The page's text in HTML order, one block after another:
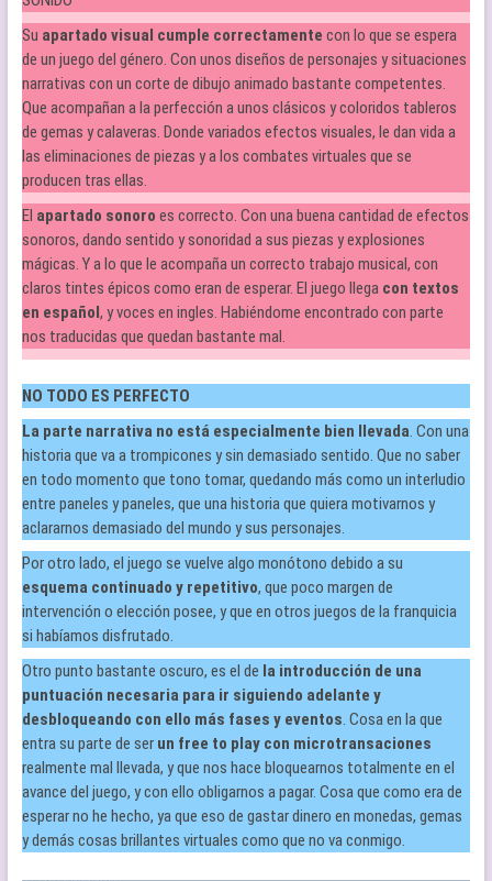
Su apartado visual cumple correctamente con lo que se espera
de un juego del género. Con unos diseños de personajes y situaciones
narrativas con un corte de dibujo animado bastante competentes.
Que acompañan a la perfección a unos clásicos y coloridos tableros
de gemas y calaveras. Donde variados efectos visuales, le dan vida a
las eliminaciones de piezas y a los combates virtuales que se
producen tras ellas.
El apartado sonoro es correcto. Con una buena cantidad de efectos
sonoros, dando sentido y sonoridad a sus piezas y explosiones
mágicas. Y a lo que le acompaña un correcto trabajo musical, con
claros tintes épicos como eran de esperar. El juego llega con textos
en español , y voces en ingles. Habiéndome encontrado con parte
nos traducidas que quedan bastante mal.
NO TODO ES PERFECTO
La parte narrativa no está especialmente bien llevada. Con una
historia que va a trompicones y sin demasiado sentido. Que no saber
en todo momento que tono tomar, quedando más como un interludio
entre paneles y paneles, que una historia que quiera motivarnos y
aclararnos demasiado del mundo y sus personajes.
Por otro lado, el juego se vuelve algo monótono debido a su
esquema continuado y repetitivo, que poco margen de
intervención o elección posee, y que en otros juegos de la franquicia
si habíamos disfrutado.
Otro punto bastante oscuro, es el de la introducción de una
puntuación necesaria para ir siguiendo adelante y
desbloqueando con ello más fases y eventos. Cosa en la que
entra su parte de ser un free to play con microtransaciones
realmente mal llevada, y que nos hace bloquearnos totalmente en el
avance del juego, y con ello obligarnos a pagar. Cosa que como era de
esperar no he hecho, ya que eso de gastar dinero en monedas, gemas
y demás cosas brillantes virtuales como que no va conmigo.